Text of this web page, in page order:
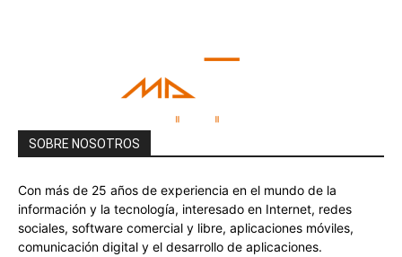
SOBRE NOSOTROS
Con más de 25 años de experiencia en el mundo de la
información y la tecnología, interesado en Internet, redes
sociales, software comercial y libre, aplicaciones móviles,
comunicación digital y el desarrollo de aplicaciones.